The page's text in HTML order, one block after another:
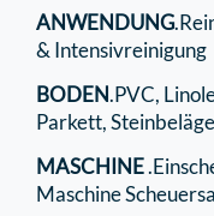
ANWENDUNG
& Intensivreinigung
BODEN.PVC,
Parkett,
MASCHINE
Maschine